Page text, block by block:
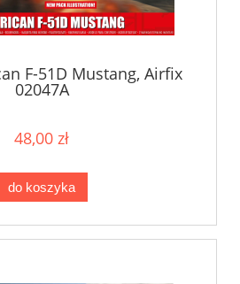
F-51D Mustang, Airfix
02047A
48,00 zł
do koszyka